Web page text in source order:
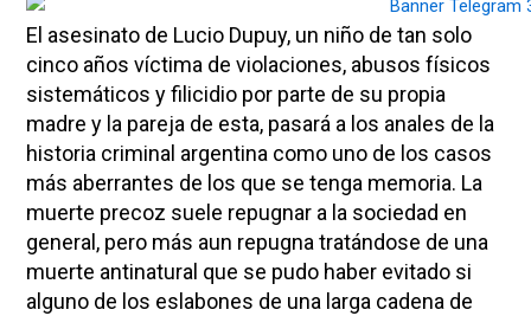
El asesinato de Lucio Dupuy, un niño de tan solo
cinco años víctima de violaciones, abusos físicos
sistemáticos y filicidio por parte de su propia
madre y la pareja de esta, pasará a los anales de la
historia criminal argentina como uno de los casos
más aberrantes de los que se tenga memoria. La
muerte precoz suele repugnar a la sociedad en
general, pero más aun repugna tratándose de una
muerte antinatural que se pudo haber evitado si
alguno de los eslabones de una larga cadena de